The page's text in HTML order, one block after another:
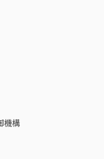
機構